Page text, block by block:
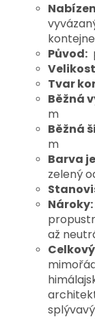
Původ:
Tvar
Běžná
m
Běžná
m
Barva
zelený
Nároky:
až